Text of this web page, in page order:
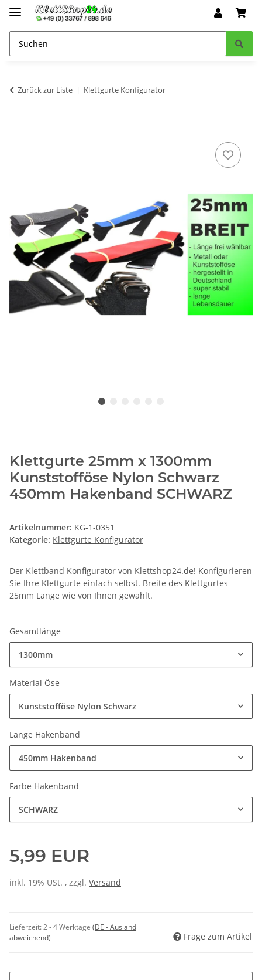
Zurück zur Liste Klettgurte Konfigurator
Klettgurte 25mm x 1300mm
Kunststofföse Nylon Schwarz
450mm Hakenband SCHWARZ
Artikelnummer: KG-1-0351
Kategorie: Klettgurte Konfigurator
Der Klettband Konfigurator von Klettshop24.de! Konfigurieren
Sie Ihre Klettgurte einfach selbst. Breite des Klettgurtes
25mm Länge wie von Ihnen gewählt.
Gesamtlänge
1300mm
Material Öse
Kunststofföse Nylon Schwarz
Länge Hakenband
450mm Hakenband
Farbe Hakenband
SCHWARZ
5,99 EUR
inkl. 19% USt. , zzgl. Versand
Lieferzeit:2 - 4 Werktage (DE - Ausland
abweichend)
Frage zum Artikel